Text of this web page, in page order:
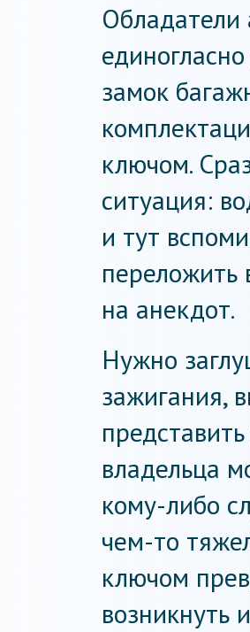
Обладатели
замок
ключом.
ситуация:
и тут
переложить
на анекдот.
Нужно
зажигания,
владельца
кому-либо
чем-то
ключом
возникнуть